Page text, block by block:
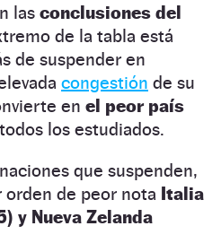
las conclusiones del
de la tabla está
de suspender en
congestión de su
en el peor país
los estudiados.
que suspenden,
orden de peor nota Italia
y Nueva Zelanda